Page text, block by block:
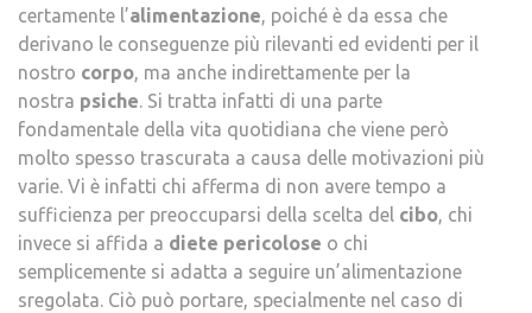
certamente l’alimentazione, poiché è da essa che
derivano le conseguenze più rilevanti ed evidenti per il
nostro corpo, ma anche indirettamente per la
nostra psiche. Si tratta infatti di una parte
fondamentale della vita quotidiana che viene però
molto spesso trascurata a causa delle motivazioni più
varie. Vi è infatti chi afferma di non avere tempo a
sufficienza per preoccuparsi della scelta del cibo, chi
invece si affida a diete pericolose o chi
semplicemente si adatta a seguire un’alimentazione
sregolata. Ciò può portare, specialmente nel caso di